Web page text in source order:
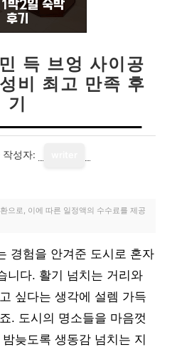
득 브엉 사이공
비 최고 만족 후
기
작성자:
으로, 이에 따른 일정액의 수수료를 제공
경험을 안겨준 도시로 혼자
니다. 활기 넘치는 거리와
싶다는 생각에 설렘 가득
. 도시의 명소들을 마음껏
늦도록 생동감 넘치는 지